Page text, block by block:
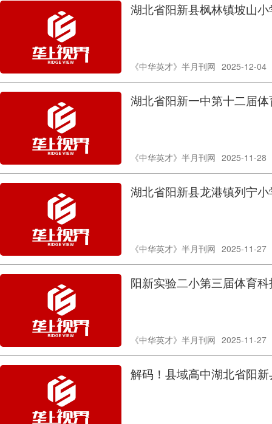
湖北省阳新县枫林镇坡山
《中华英才》半月刊网 2025-12-04
湖北省阳新一中第十二届
《中华英才》半月刊网 2025-11-28
湖北省阳新县龙港镇列宁
《中华英才》半月刊网 2025-11-27
阳新实验二小第三届体育
《中华英才》半月刊网 2025-11-27
解码！县域高中湖北省阳